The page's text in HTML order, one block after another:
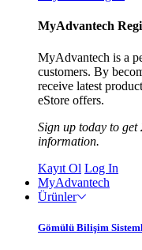
MyAdvantech
MyAdvantech is a
customers. By
receive latest
eStore offers.
Sign up today to get
information.
Kayıt Ol Log In
MyAdvantech
Ürünler
Gömülü Bilişim